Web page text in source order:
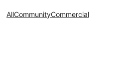
AllCommunityCommercial